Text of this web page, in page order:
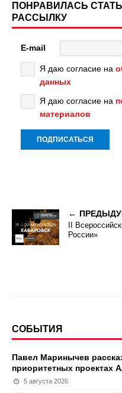
ПОНРАВИЛАСЬ
РАССЫЛКУ
E-mail
Я даю согласие на
данных
Я даю согласие на
материалов
II
России»
СОБЫТИЯ
Павел Маринычев
приоритетных проектах
5 августа 2026